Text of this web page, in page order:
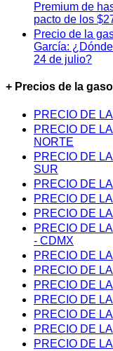
Premium de
pacto de los
Precio de la
García:
24 de julio?
+ Precios de la
PRECIO DE
PRECIO DE
NORTE
PRECIO DE
SUR
PRECIO DE
PRECIO DE
PRECIO DE
PRECIO DE
- CDMX
PRECIO DE
PRECIO DE
PRECIO DE
PRECIO DE
PRECIO DE
PRECIO DE
PRECIO DE